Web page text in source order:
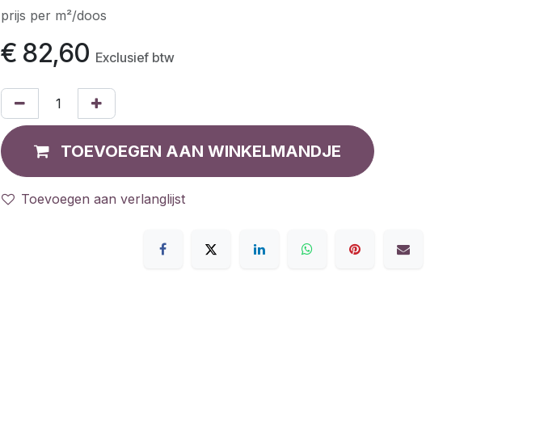
prijs per m²/doos
€ 82,60 Exclusief btw
TOEVOEGEN AAN WINKELMANDJE
Toevoegen aan verlanglijst